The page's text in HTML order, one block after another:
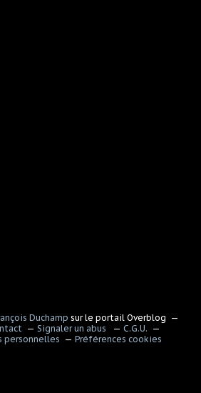
Duchamp sur le portail Overblog
Signaler un abus
C.G.U.
personnelles
Préférences cookies